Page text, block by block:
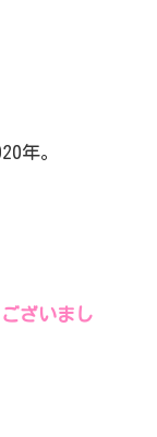
年。
ざいまし